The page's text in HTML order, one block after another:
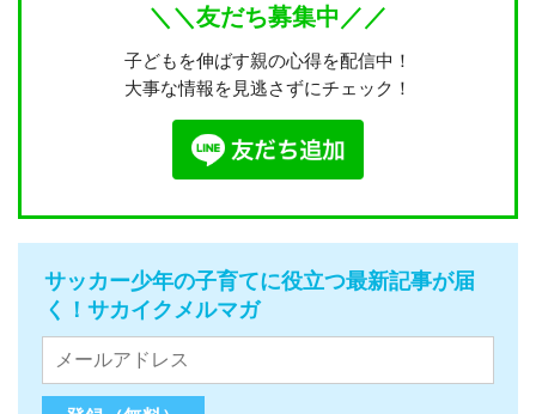
＼＼友だち募集中／／
子どもを伸ばす親の心得を配信中！
大事な情報を見逃さずにチェック！
サッカー少年の子育てに役立つ最新記事が届
く！サカイクメルマガ